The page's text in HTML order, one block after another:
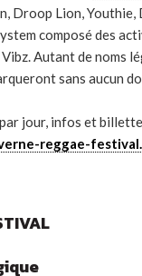
Droop Lion, Youthie,
composé des
Autant de noms
sans aucun
jour, infos et
reggae-